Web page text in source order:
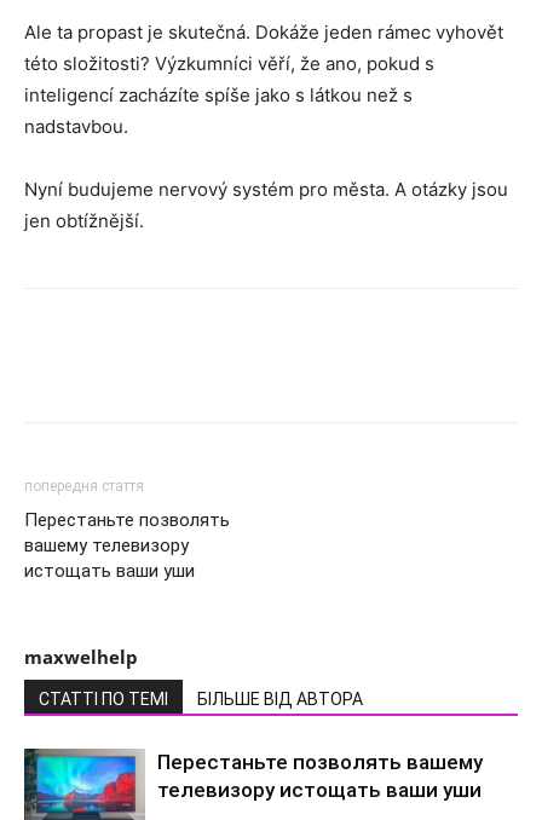
Ale ta propast je skutečná. Dokáže jeden rámec vyhovět
této složitosti? Výzkumníci věří, že ano, pokud s
inteligencí zacházíte spíše jako s látkou než s
nadstavbou.
Nyní budujeme nervový systém pro města. A otázky jsou
jen obtížnější.
попередня стаття
Перестаньте позволять
вашему телевизору
истощать ваши уши
maxwelhelp
СТАТТІ ПО ТЕМІ БІЛЬШЕ ВІД АВТОРА
Перестаньте позволять вашему
телевизору истощать ваши уши